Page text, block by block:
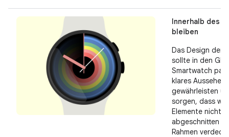
Innerhalb des
bleiben
Das Design der
sollte in den
Smartwatch
klares Aussehen
gewährleisten
sorgen, dass
Elemente nicht
abgeschnitten
Rahmen